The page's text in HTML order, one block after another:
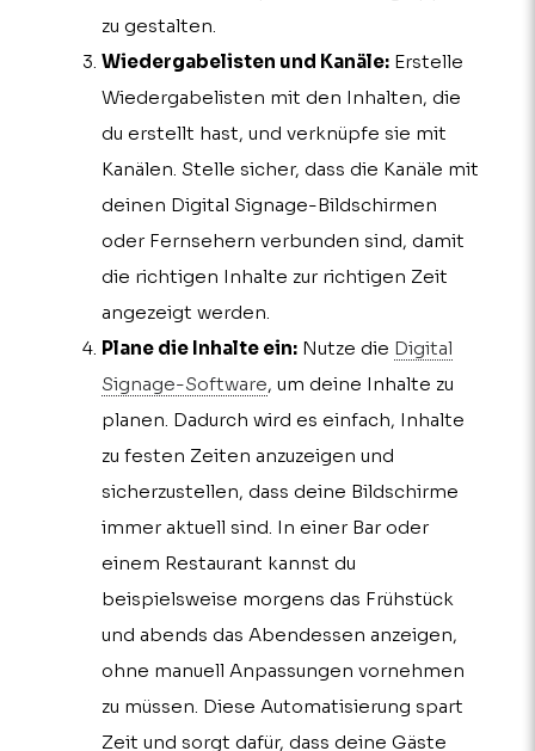
zu gestalten.
Wiedergabelisten und Kanäle:Erstelle
Wiedergabelisten mit den Inhalten, die
du erstellt hast, und verknüpfe sie mit
Kanälen. Stelle sicher, dass die Kanäle mit
deinen Digital Signage-Bildschirmen
oder Fernsehern verbunden sind, damit
die richtigen Inhalte zur richtigen Zeit
angezeigt werden.
Plane die Inhalte ein:Nutze die Digital
Signage-Software, um deine Inhalte zu
planen. Dadurch wird es einfach, Inhalte
zu festen Zeiten anzuzeigen und
sicherzustellen, dass deine Bildschirme
immer aktuell sind. In einer Bar oder
einem Restaurant kannst du
beispielsweise morgens das Frühstück
und abends das Abendessen anzeigen,
ohne manuell Anpassungen vornehmen
zu müssen. Diese Automatisierung spart
Zeit und sorgt dafür, dass deine Gäste